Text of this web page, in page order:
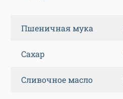
Пшеничная мука
Сахар
Сливочное масло